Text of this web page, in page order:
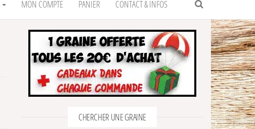
MON COMPTE PANIER CONTACT & INFOS
CHERCHER UNE GRAINE